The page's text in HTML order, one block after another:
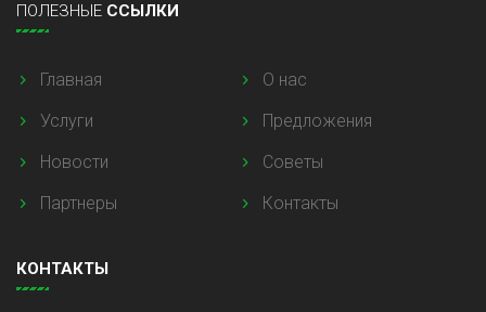
ПОЛЕЗНЫЕ ССЫЛКИ
Главная
О нас
Услуги
Предложения
Новости
Советы
Партнеры
Контакты
КОНТАКТЫ